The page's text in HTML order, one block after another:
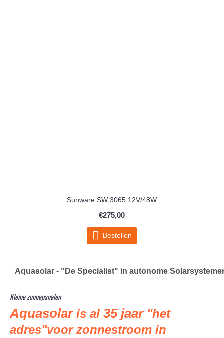
Sunware SW 3065 12V/48W
€275,00
Bestellen
Aquasolar - "De Specialist" in autonome
Kleine zonnepanelen
Aquasolaris al 35 jaar"het
adres"voor zonnestroom in